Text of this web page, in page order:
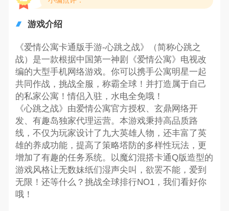
游戏介绍
《爱情公寓卡通版手游-心跳之战》（简称心跳之
战）是一款根据中国第一神剧《爱情公寓》电视改
编的大型手机网络游戏。你可以携手公寓明星一起
共同作战，挑战全服，称霸全球！并打造属于自己
的私家公寓！情侣入驻，水电全免哦！
《心跳之战》由爱情公寓官方授权、玄鼎网络开
发、有趣岛独家代理运营。本游戏秉持高品质路
线，不仅为玩家设计了九大英雄人物，还丰富了英
雄的养成功能，提高了策略塔防的多样性玩法，更
增加了有趣的任务系统。以魔幻混搭卡通Q版造型的
游戏风格让无数妹纸们湿声尖叫，欲罢不能，爱到
无限！还等什么？挑战全球排行NO1，我们看好你
哦！